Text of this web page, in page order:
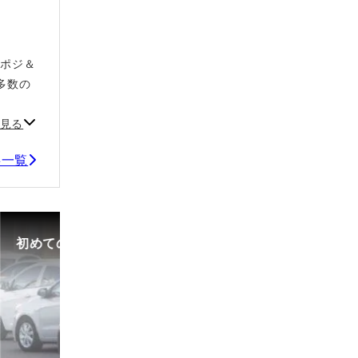
ジ＆
数の
る
覧
初めての中古車選び、購入時の流れや必要な書類などに